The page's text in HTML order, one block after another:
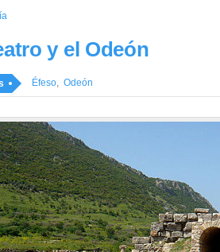
y el Odeón
Éfeso, Odeón